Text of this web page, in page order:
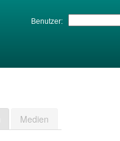
Benutzer:
Medien